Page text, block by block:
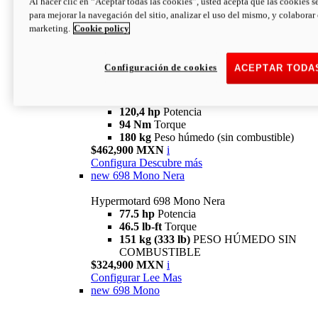
94 NmTorque
180 kgPESO HÚMEDO SIN
COMBUSTIBLE
newV2 SP
120,4 hp Potencia
94 Nm Torque
180 kg Peso húmedo (sin combustible)
$462,900 MXN i
Configura Descubre más
new 698 Mono Nera
Hypermotard 698 Mono Nera
77.5 hp Potencia
46.5 lb-ft Torque
151 kg (333 lb) PESO HÚMEDO SIN
COMBUSTIBLE
$324,900 MXN i
Configurar Lee Mas
new 698 Mono
para mejorar la navegación del sitio, analizar el uso del mismo, y colaborar
marketing. Cookie policy
ACEPTAR
Configuración de cookies